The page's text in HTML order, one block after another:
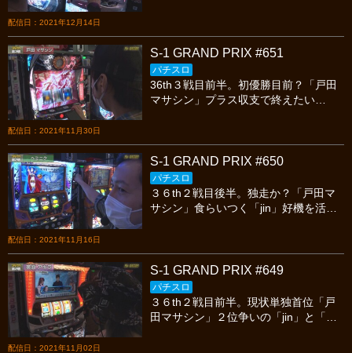
配信日：2021年12月14日
王座決定!
配信日：2021年11月30日
S-1 GRAND PRIX #651
パチスロ
36th３戦目前半。初優勝目前？「戸田
マサシン」プラス収支で終えたい
バトルを見逃すな!
配信日：2021年11月16日
S-1 GRAND PRIX #650
パチスロ
３６th２戦目後半。独走か？「戸田マ
サシン」食らいつく「jin」好機を活か
バトルを見逃すな!
配信日：2021年11月02日
S-1 GRAND PRIX #649
パチスロ
３６th２戦目前半。現状単独首位「戸
田マサシン」２位争いの「jin」と「美